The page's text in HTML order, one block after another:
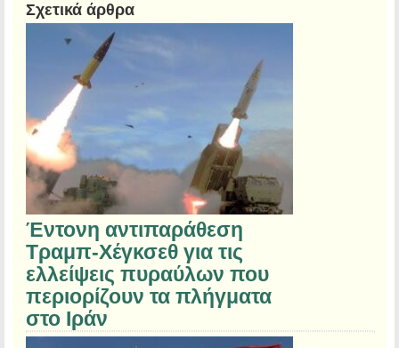
Σχετικά άρθρα
Έντονη αντιπαράθεση
Τραμπ-Χέγκσεθ για τις
ελλείψεις πυραύλων που
περιορίζουν τα πλήγματα
στο Ιράν